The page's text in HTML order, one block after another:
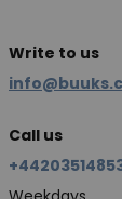
Write to us
Call us